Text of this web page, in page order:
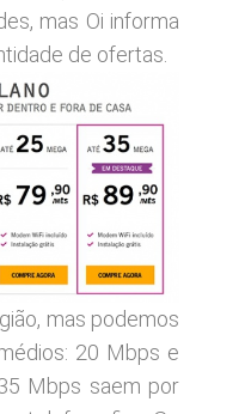
mas Oi informa
de ofertas.
mas podemos
20 Mbps e
Mbps saem por